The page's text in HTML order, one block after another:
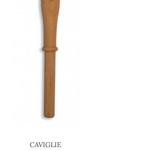
CAVIGLIE